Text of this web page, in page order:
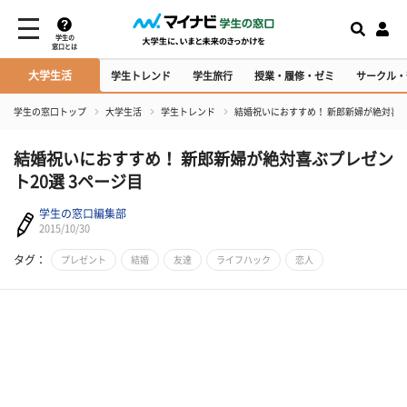
学生の
窓口とは
大学生活 学生トレンド 学生旅行 授業・履修・ゼミ サークル
学生の窓口トップ 大学生活 学生トレンド 結婚祝いにおすすめ！ 新郎新婦が絶対喜
結婚祝いにおすすめ！ 新郎新婦が絶対喜ぶプレゼン
ト20選 3ページ目
学生の窓口編集部
2015/10/30
タグ： プレゼント 結婚 友達 ライフハック 恋人